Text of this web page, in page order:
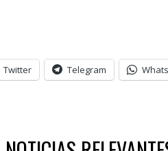
Twitter Telegram